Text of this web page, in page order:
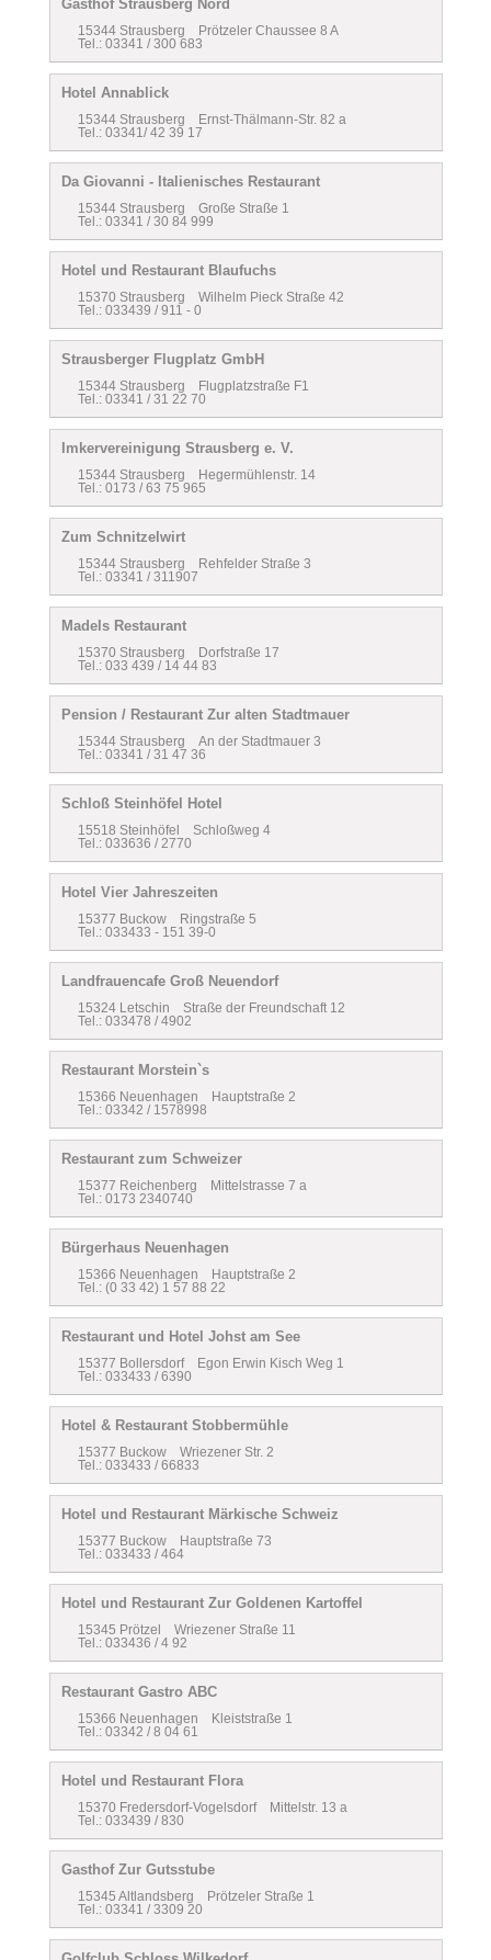
Gasthof Strausberg Nord
15344 Strausberg Prötzeler Chaussee 8 A
Tel.: 03341 / 300 683
Hotel Annablick
15344 Strausberg Ernst-Thälmann-Str. 82 a
Tel.: 03341/ 42 39 17
Da Giovanni - Italienisches Restaurant
15344 Strausberg Große Straße 1
Tel.: 03341 / 30 84 999
Hotel und Restaurant Blaufuchs
15370 Strausberg Wilhelm Pieck Straße 42
Tel.: 033439 / 911 - 0
Strausberger Flugplatz GmbH
15344 Strausberg Flugplatzstraße F1
Tel.: 03341 / 31 22 70
Imkervereinigung Strausberg e. V.
15344 Strausberg Hegermühlenstr. 14
Tel.: 0173 / 63 75 965
Zum Schnitzelwirt
15344 Strausberg Rehfelder Straße 3
Tel.: 03341 / 311907
Madels Restaurant
15370 Strausberg Dorfstraße 17
Tel.: 033 439 / 14 44 83
Pension / Restaurant Zur alten Stadtmauer
15344 Strausberg An der Stadtmauer 3
Tel.: 03341 / 31 47 36
Schloß Steinhöfel Hotel
15518 Steinhöfel Schloßweg 4
Tel.: 033636 / 2770
Hotel Vier Jahreszeiten
15377 Buckow Ringstraße 5
Tel.: 033433 - 151 39-0
Landfrauencafe Groß Neuendorf
15324 Letschin Straße der Freundschaft 12
Tel.: 033478 / 4902
Restaurant Morstein`s
15366 Neuenhagen Hauptstraße 2
Tel.: 03342 / 1578998
Restaurant zum Schweizer
15377 Reichenberg Mittelstrasse 7 a
Tel.: 0173 2340740
Bürgerhaus Neuenhagen
15366 Neuenhagen Hauptstraße 2
Tel.: (0 33 42) 1 57 88 22
Restaurant und Hotel Johst am See
15377 Bollersdorf Egon Erwin Kisch Weg 1
Tel.: 033433 / 6390
Hotel & Restaurant Stobbermühle
15377 Buckow Wriezener Str. 2
Tel.: 033433 / 66833
Hotel und Restaurant Märkische Schweiz
15377 Buckow Hauptstraße 73
Tel.: 033433 / 464
Hotel und Restaurant Zur Goldenen Kartoffel
15345 Prötzel Wriezener Straße 11
Tel.: 033436 / 4 92
Restaurant Gastro ABC
15366 Neuenhagen Kleiststraße 1
Tel.: 03342 / 8 04 61
Hotel und Restaurant Flora
15370 Fredersdorf-Vogelsdorf Mittelstr. 13 a
Tel.: 033439 / 830
Gasthof Zur Gutsstube
15345 Altlandsberg Prötzeler Straße 1
Tel.: 03341 / 3309 20